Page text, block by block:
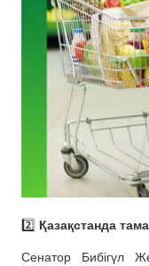
2️⃣ Қазақстанда
Сенатор Бибігүл